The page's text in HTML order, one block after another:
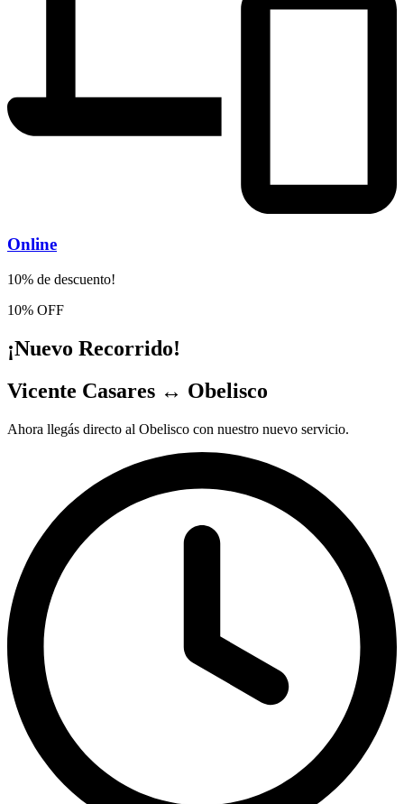
Online
10% de descuento!
10% OFF
¡Nuevo Recorrido!
Vicente Casares ↔ Obelisco
Ahora llegás directo al Obelisco con nuestro nuevo servicio.